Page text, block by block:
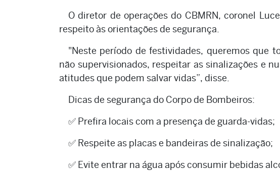
O diretor de operações do CBMRN, coronel
respeito às orientações de segurança.
"Neste período de festividades, queremos que
não supervisionados, respeitar as sinalizações e
atitudes que podem salvar vidas”, disse.
Dicas de segurança do Corpo de Bombeiros:
✅ Prefira locais com a presença de guarda-vidas;
✅ Respeite as placas e bandeiras de sinalização;
✅ Evite entrar na água após consumir bebidas